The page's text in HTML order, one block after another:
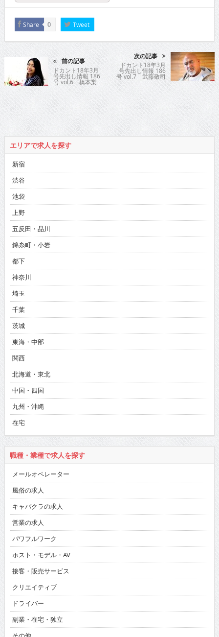
Share 0 Tweet
前の記事
ドカント18年3月
号先出し情報 186
号 vol.6 橋本梨
菜
次の記事
ドカント18年3月
号先出し情報 186
号 vol.7 武藤敬司
エリアで求人を探す
新宿
渋谷
池袋
上野
五反田・品川
錦糸町・小岩
都下
神奈川
埼玉
千葉
茨城
東海・中部
関西
北海道・東北
中国・四国
九州・沖縄
在宅
職種・業種で求人を探す
メールオペレーター
風俗の求人
キャバクラの求人
営業の求人
パワフルワーク
ホスト・モデル・AV
接客・販売サービス
クリエイティブ
ドライバー
副業・在宅・独立